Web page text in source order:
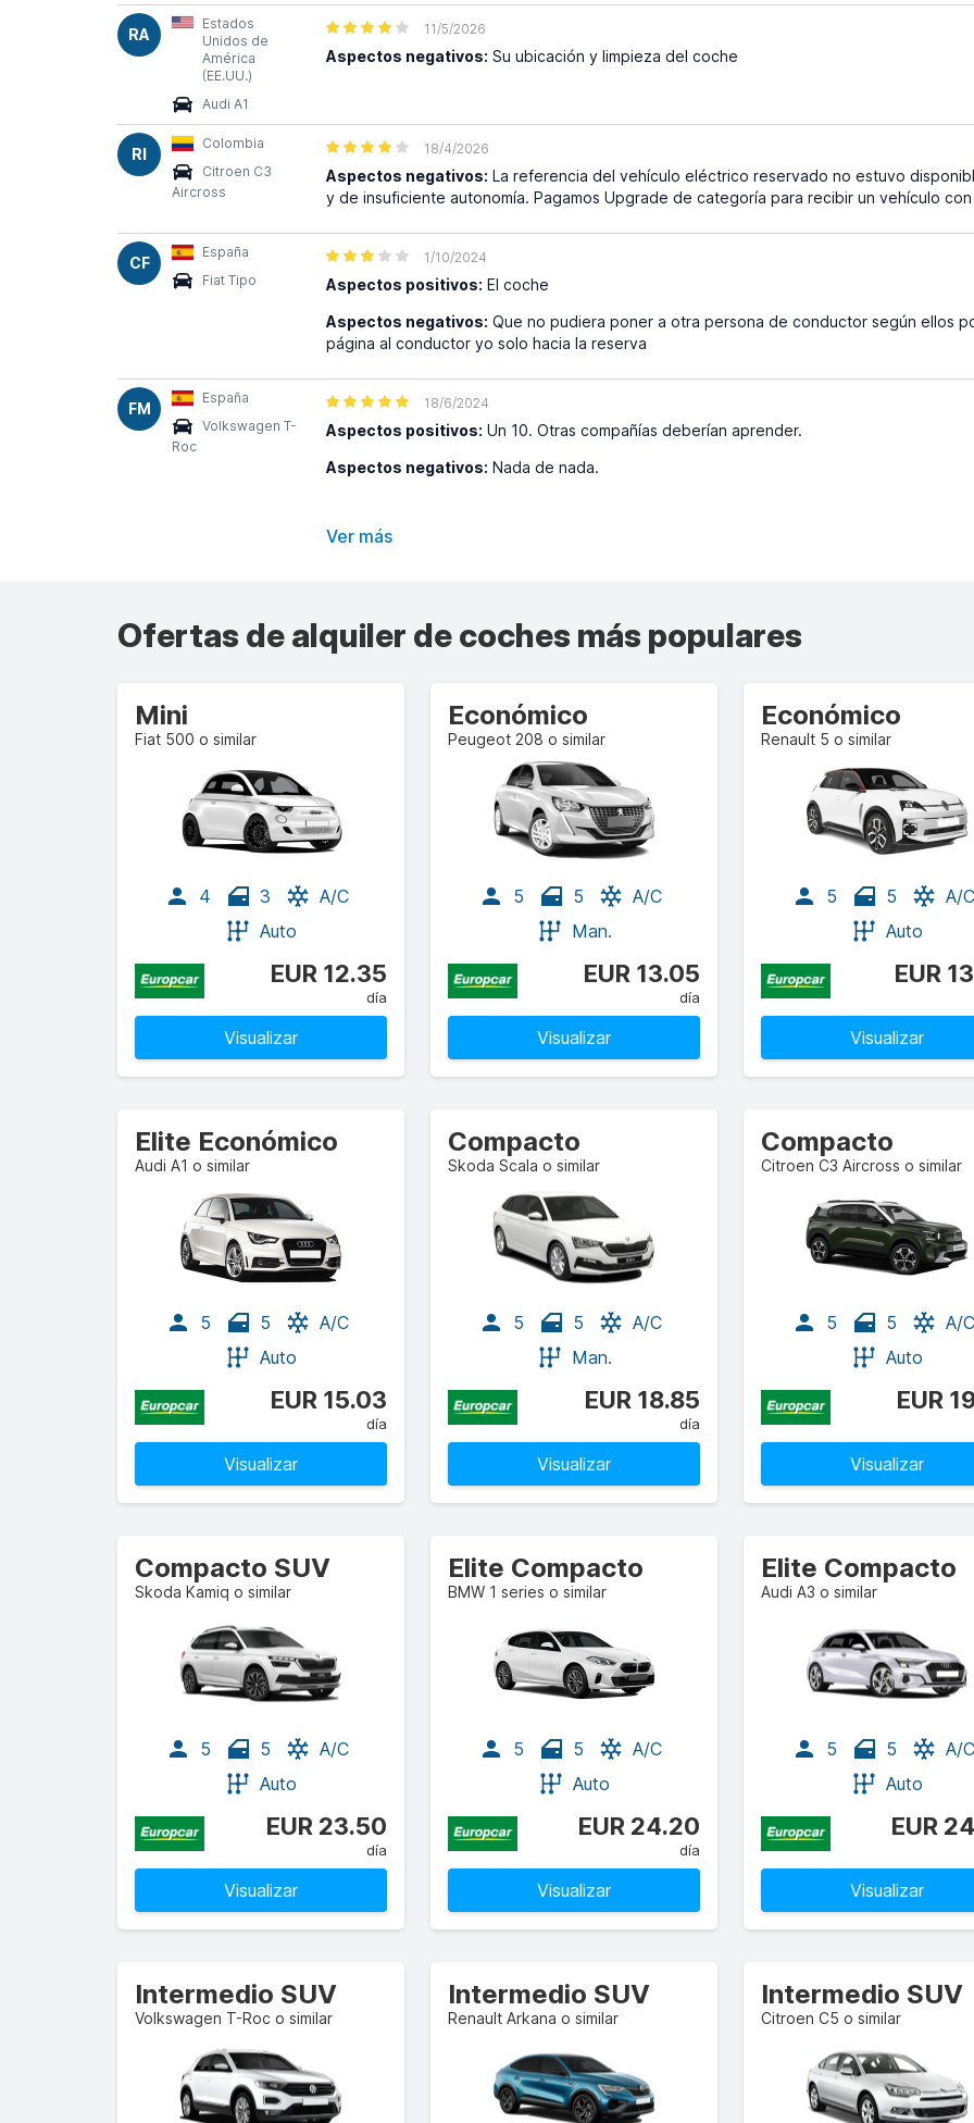
RA
Estados
Unidos de
América
(EE.UU.)
Audi A1
11/5/2026
Aspectos negativos: Su ubicación y limpieza del coche
RI
Colombia
Citroen C3
Aircross
18/4/2026
Aspectos negativos: La referencia del vehículo eléctrico reservado no estuvo
y de insuficiente autonomía. Pagamos Upgrade de categoría para recibir un vehículo
CF
España
Fiat Tipo
1/10/2024
Aspectos positivos: El coche
Aspectos negativos: Que no pudiera poner a otra persona de conductor según ellos
página al conductor yo solo hacia la reserva
FM
España
Volkswagen T-
Roc
18/6/2024
Aspectos positivos: Un 10. Otras compañías deberían aprender.
Aspectos negativos: Nada de nada.
Ver más
Ofertas de alquiler de coches más populares
Mini
Fiat 500 o similar
4 3
A/C
Auto
EUR 12.35
día
Visualizar
Económico
Peugeot 208 o similar
5 5
A/C
Man.
EUR 13.05
día
Visualizar
Económico
Renault 5 o similar
5 5
A/C
Auto
EUR
Visualizar
Elite Económico
Audi A1 o similar
5 5
A/C
Auto
EUR 15.03
día
Visualizar
Compacto
Skoda Scala o similar
5 5
A/C
Man.
EUR 18.85
día
Visualizar
Compacto
Citroen C3 Aircross o similar
5 5
A/C
Auto
EUR
Visualizar
Compacto SUV
Skoda Kamiq o similar
5 5
A/C
Auto
EUR 23.50
día
Visualizar
Elite Compacto
BMW 1 series o similar
5 5
A/C
Auto
EUR 24.20
día
Visualizar
Elite Compacto
Audi A3 o similar
5 5
A/C
Auto
EUR
Visualizar
Intermedio SUV
Volkswagen T-Roc o similar
Intermedio SUV
Renault Arkana o similar
Intermedio SUV
Citroen C5 o similar